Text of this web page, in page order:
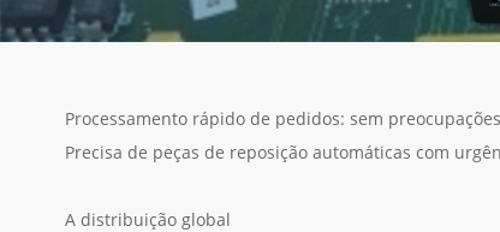
Processamento rápido de pedidos: sem preocupações
Precisa de peças de reposição automáticas com
A distribuição global